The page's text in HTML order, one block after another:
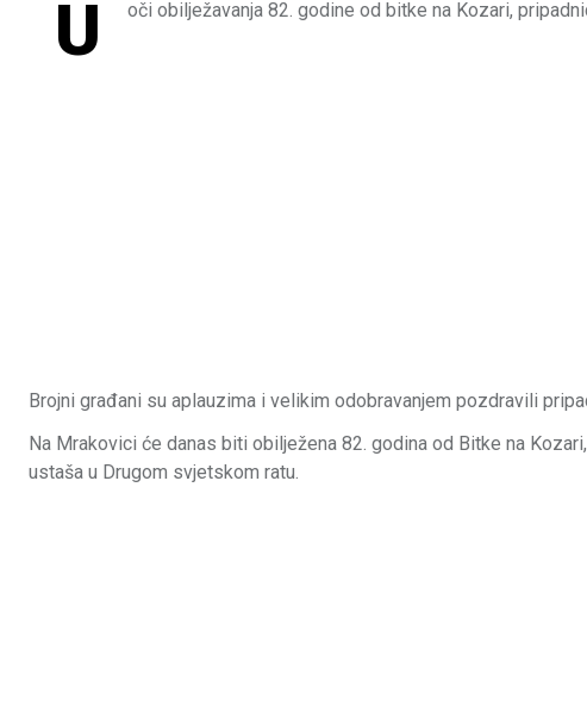
U oči obilježavanja 82. godine od bitke na Kozari,
Brojni građani su aplauzima i velikim odobravanjem pozdravili
Na Mrakovici će danas biti obilježena 82. godina od Bitke na
ustaša u Drugom svjetskom ratu.